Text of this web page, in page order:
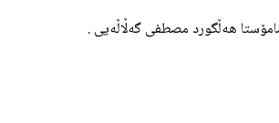
هه‌ڵگورد مصطفى گه‌ڵاڵه‌یی .